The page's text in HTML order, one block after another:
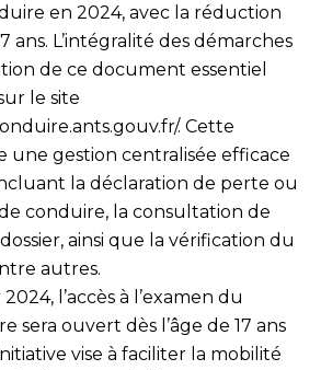
en 2024, avec la réduction
ans. L’intégralité des démarches
de ce document essentiel
le site
. Cette
une gestion centralisée efficace
la déclaration de perte ou
conduire, la consultation de
ainsi que la vérification du
autres.
l’accès à l’examen du
sera ouvert dès l’âge de 17 ans
vise à faciliter la mobilité